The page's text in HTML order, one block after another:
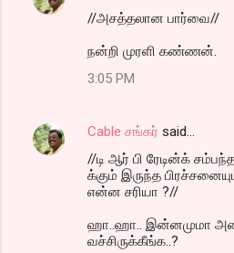
//அசத்தலான பார்வை//
நன்றி முரளி கண்ணன்.
3:05 PM
Cable சங்கர் said…
//டி ஆர் பி ரேடின்க்
க்கும் இருந்த
என்ன சரியா ?//
ஹா..ஹா.. இன்னமுமா
வச்சிருக்கீங்க..?